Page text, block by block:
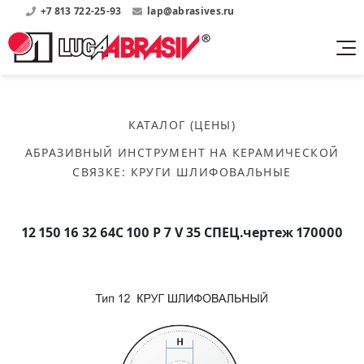
+7 813 722-25-93 lap@abrasives.ru
бакелитовой связке
Скачать каталог
Круги шлифовальные
Сегменты шлифовальные
керамической связке
Скачать каталог
Круги шлифовальные
Скачать прайсы на нашу продукцию
Нормативные документы, ГОСТы, Инструкции по
Публикации
О нас
Информация о заводе
История завода
Партнеры
Мероприятия
Контакты
КАТАЛОГ (ЦЕНЫ)
АБРАЗИВНЫЙ ИНСТРУМЕНТ НА КЕРАМИЧЕСКОЙ
СВЯЗКЕ : КРУГИ ШЛИФОВАЛЬНЫЕ
12 150 16 32 64С 100 P 7 V 35 СПЕЦ.чертеж 170000